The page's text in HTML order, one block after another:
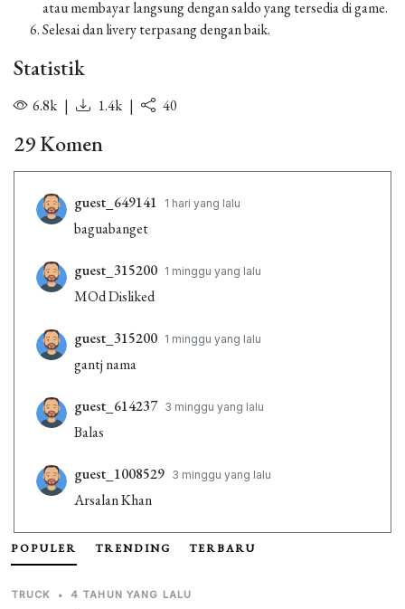
atau membayar langsung dengan saldo yang tersedia di game.
Selesai dan livery terpasang dengan baik.
Statistik
6.8k | 1.4k | 40
29 Komen
guest_649141 1 hari yang lalu
baguabanget
guest_315200 1 minggu yang lalu
MOd Disliked
guest_315200 1 minggu yang lalu
gantj nama
guest_614237 3 minggu yang lalu
Balas
guest_1008529 3 minggu yang lalu
Arsalan Khan
guest_1084484 4 minggu yang lalu
hlo
POPULER TRENDING TERBARU
TRUCK • 4 TAHUN YANG LALU